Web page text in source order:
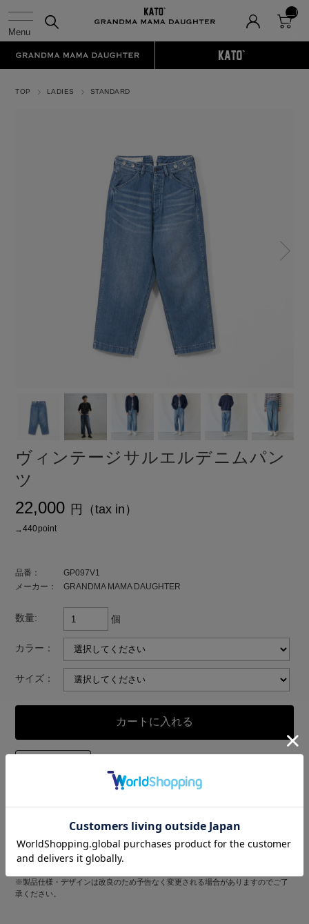
__I
TM
TOP LADIES STANDARD
N
ex
ヴィンテージサルエルデニムパン
ツ
¥22,000
還元 440
品番：
GP097V1
メーカー：
GRANDMA MAMA DAUGHTER
カラー：
サイズ：
数量: 個
※製品仕様・デザインは改良のため予告なく変更される場合がありますのでご了
承ください。